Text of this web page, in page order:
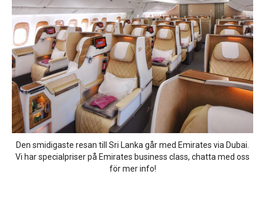
Den smidigaste resan till Sri Lanka går med Emirates via Dubai.
Vi har specialpriser på Emirates business class, chatta med oss
för mer info!